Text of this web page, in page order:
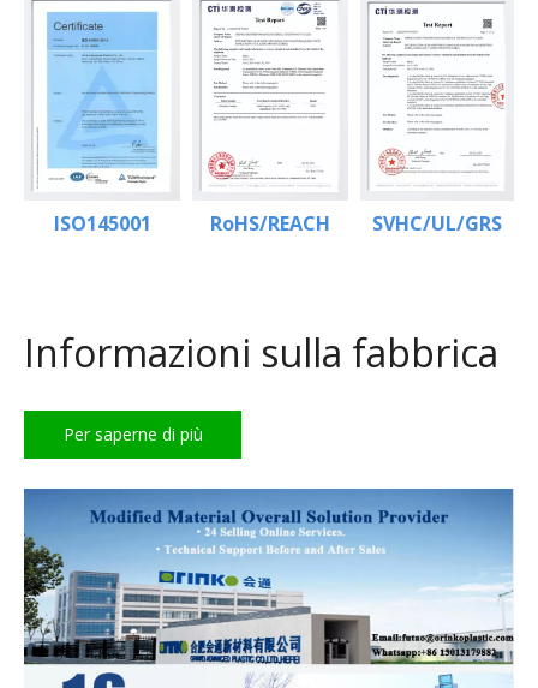
ISO145001 RoHS/REACH SVHC/UL/GRS
Informazioni sulla fabbrica
Per saperne di più